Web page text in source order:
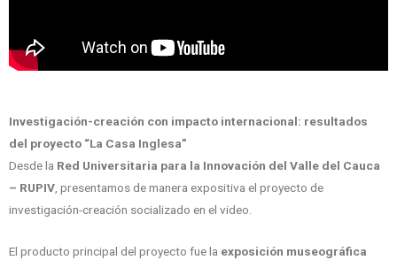
Investigación-creación con impacto internacional: resultados
del proyecto “La Casa Inglesa”
Desde la Red Universitaria para la Innovación del Valle del Cauca
– RUPIV, presentamos de manera expositiva el proyecto de
investigación-creación socializado en el video.
El producto principal del proyecto fue la exposición museográfica